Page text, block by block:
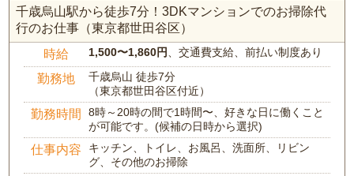
千歳烏山駅から徒歩7分！3DKマンションでのお掃除代
行のお仕事（東京都世田谷区）
時給 1,500〜1,860円、交通費支給、前払い制度あり
勤務地
千歳烏山 徒歩7分
（東京都世田谷区付近）
勤務時間
8時～20時の間で1時間〜、好きな日に働くこと
が可能です。(候補の日時から選択)
仕事内容
キッチン、トイレ、お風呂、洗面所、リビン
グ、その他のお掃除